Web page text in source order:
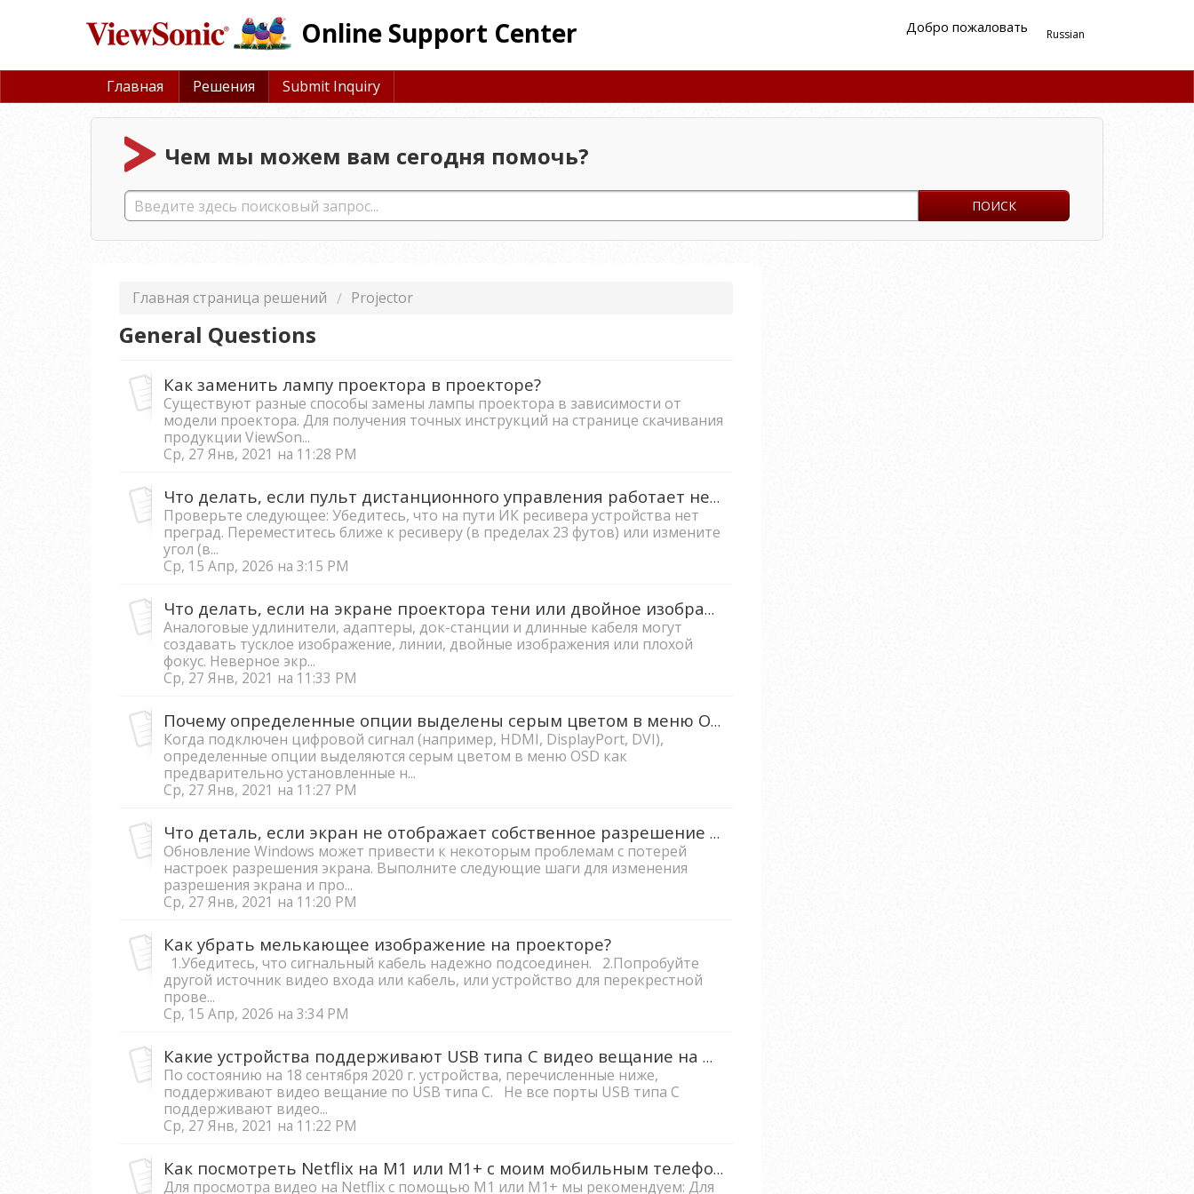
Online Support Center Russian
Добро пожаловать
Главная Решения Submit Inquiry
Чем мы можем вам сегодня помочь?
ПОИСК
Главная страница решений Projector
General Questions
Как заменить лампу проектора в проекторе?
Существуют разные способы замены лампы проектора в зависимости от
модели проектора. Для получения точных инструкций на странице скачивания
продукции ViewSon...
Ср, 27 Янв, 2021 на 11:28 PM
Что делать, если пульт дистанционного управления работает неправильно?
Проверьте следующее: Убедитесь, что на пути ИК ресивера устройства нет
преград. Переместитесь ближе к ресиверу (в пределах 23 футов) или измените
угол (в...
Ср, 15 Апр, 2026 на 3:15 PM
Что делать, если на экране проектора тени или двойное изображение?
Аналоговые удлинители, адаптеры, док-станции и длинные кабеля могут
создавать тусклое изображение, линии, двойные изображения или плохой
фокус. Неверное экр...
Ср, 27 Янв, 2021 на 11:33 PM
Почему определенные опции выделены серым цветом в меню OSD?
Когда подключен цифровой сигнал (например, HDMI, DisplayPort, DVI),
определенные опции выделяются серым цветом в меню OSD как
предварительно установленные н...
Ср, 27 Янв, 2021 на 11:27 PM
Что деталь, если экран не отображает собственное разрешение после обновления Windows 10?
Обновление Windows может привести к некоторым проблемам с потерей
настроек разрешения экрана. Выполните следующие шаги для изменения
разрешения экрана и про...
Ср, 27 Янв, 2021 на 11:20 PM
Как убрать мелькающее изображение на проекторе?
1.Убедитесь, что сигнальный кабель надежно подсоединен. 2.Попробуйте
другой источник видео входа или кабель, или устройство для перекрестной
прове...
Ср, 15 Апр, 2026 на 3:34 PM
Какие устройства поддерживают USB типа C видео вещание на M1, M1+,M1+_G2,M1+_V, M2 и X10-4K?
По состоянию на 18 сентября 2020 г. устройства, перечисленные ниже,
поддерживают видео вещание по USB типа C. Не все порты USB типа C
поддерживают видео...
Ср, 27 Янв, 2021 на 11:22 PM
Как посмотреть Netflix на M1 или M1+ с моим мобильным телефоном?
Для просмотра видео на Netflix с помощью М1 или М1+ мы рекомендуем: Для